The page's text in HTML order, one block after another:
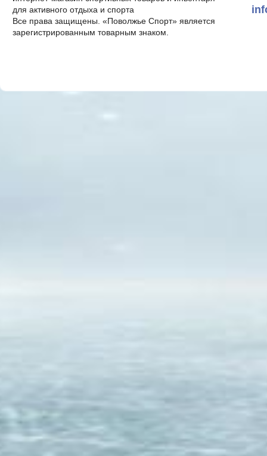
для активного отдыха и спорта
Все права защищены. «Поволжье Спорт» является
зарегистрированным товарным знаком.